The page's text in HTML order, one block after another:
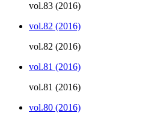
vol.83 (2016)
vol.82 (2016)
vol.82 (2016)
vol.81 (2016)
vol.81 (2016)
vol.80 (2016)